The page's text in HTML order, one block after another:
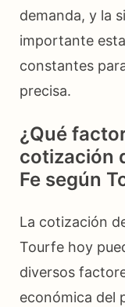
demanda, y la
importante
constantes
precisa.
¿Qué
cotización
Fe según
La cotización
Tourfe hoy
diversos
económica del